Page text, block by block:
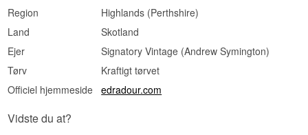
Region
Highlands (Perthshire)
Land
Skotland
Ejer
Signatory Vintage (Andrew Symington)
Tørv
Kraftigt tørvet
Officiel hjemmeside
edradour.com
Vidste du at?